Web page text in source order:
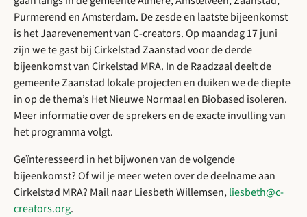
Purmerend en Amsterdam. De zesde en laatste bijeenkomst
is het Jaarevenement van C-creators. Op maandag 17 juni
zijn we te gast bij Cirkelstad Zaanstad voor de derde
bijeenkomst van Cirkelstad MRA. In de Raadzaal deelt de
gemeente Zaanstad lokale projecten en duiken we de diepte
in op de thema’s Het Nieuwe Normaal en Biobased isoleren.
Meer informatie over de sprekers en de exacte invulling van
het programma volgt.
Geïnteresseerd in het bijwonen van de volgende
bijeenkomst? Of wil je meer weten over de deelname aan
Cirkelstad MRA? Mail naar Liesbeth Willemsen,liesbeth@c-
creators.org.